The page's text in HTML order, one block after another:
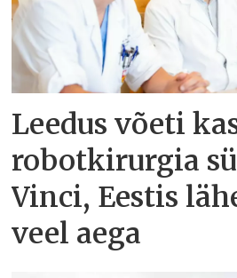
Leedus võeti
robotkirurgia
Vinci, Eestis
veel aega